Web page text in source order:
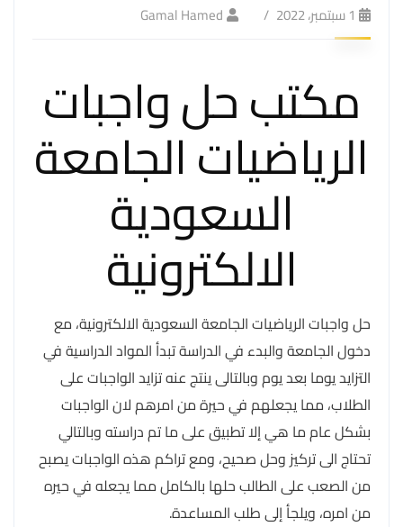
1 سبتمبر، 2022 Gamal Hamed
مكتب حل واجبات
الرياضيات الجامعة
السعودية
الالكترونية
حل واجبات الرياضيات الجامعة السعودية الالكترونية، مع
دخول الجامعة والبدء في الدراسة تبدأ المواد الدراسية في
التزايد يوما بعد يوم وبالتالى ينتج عنه تزايد الواجبات على
الطلاب، مما يجعلهم في حيرة من امرهم لان الواجبات
بشكل عام ما هي إلا تطبيق على ما تم دراسته وبالتالي
تحتاج الى تركيز وحل صحيح، ومع تراكم هذه الواجبات يصبح
من الصعب على الطالب حلها بالكامل مما يجعله في حيره
من امره، ويلجأ إلى طلب المساعدة.